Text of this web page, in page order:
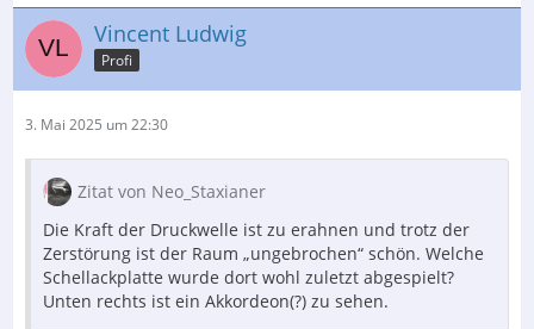
Vincent Ludwig
Profi
3. Mai 2025 um 22:30
Zitat von Neo_Staxianer
Die Kraft der Druckwelle ist zu erahnen und trotz der
Zerstörung ist der Raum „ungebrochen“ schön. Welche
Schellackplatte wurde dort wohl zuletzt abgespielt?
Unten rechts ist ein Akkordeon(?) zu sehen.